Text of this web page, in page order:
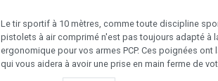
Le tir sportif à 10 mètres, comme toute discipline
pistolets à air comprimé n'est pas toujours adapté à
ergonomique pour vos armes PCP. Ces poignées
qui vous aidera à avoir une prise en main ferme de